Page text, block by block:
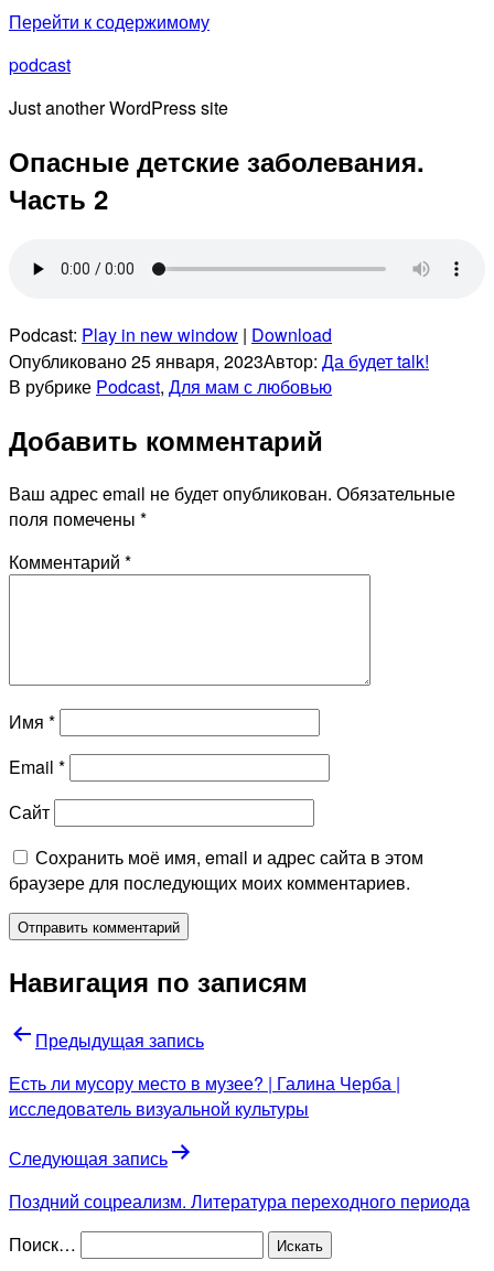
Перейти к содержимому
podcast
Just another WordPress site
Опасные детские заболевания.
Часть 2
Podcast: Play in new window | Download
Опубликовано25 января, 2023Автор: Да будет talk!
В рубрике Podcast, Для мам с любовью
Добавить комментарий
Ваш адрес email не будет опубликован. Обязательные
поля помечены *
Комментарий *
Имя *
Email *
Сайт
Сохранить моё имя, email и адрес сайта в этом
браузере для последующих моих комментариев.
Навигация по записям
Предыдущая запись
Есть ли мусору место в музее? | Галина Черба |
исследователь визуальной культуры
Следующая запись
Поздний соцреализм. Литература переходного периода
Поиск…